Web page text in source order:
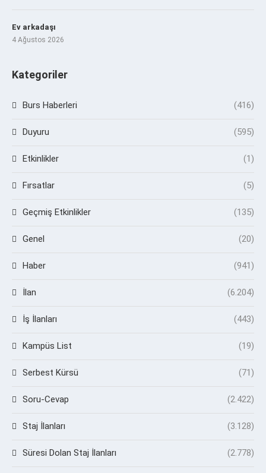
Ev arkadaşı
4 Ağustos 2026
Kategoriler
Burs Haberleri (416)
Duyuru (595)
Etkinlikler (1)
Fırsatlar (5)
Geçmiş Etkinlikler (135)
Genel (20)
Haber (941)
İlan (6.204)
İş İlanları (443)
Kampüs List (19)
Serbest Kürsü (71)
Soru-Cevap (2.422)
Staj İlanları (3.128)
Süresi Dolan Staj İlanları (2.778)